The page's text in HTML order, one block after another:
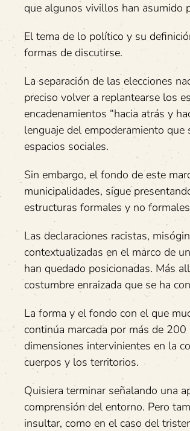
que algunos vivillos han asumido
El tema de lo político y su
formas de discutirse.
La separación de las elecciones
preciso volver a replantearse los
encadenamientos “hacia atrás y
lenguaje del empoderamiento
espacios sociales.
Sin embargo, el fondo de este
municipalidades, sigue
estructuras formales y no
Las declaraciones racistas,
contextualizadas en el marco de
han quedado posicionadas. Más
costumbre enraizada que se ha
La forma y el fondo con el que
continúa marcada por más de
dimensiones intervinientes en la
cuerpos y los territorios.
Quisiera terminar señalando una
comprensión del entorno. Pero
insultar, como en el caso del